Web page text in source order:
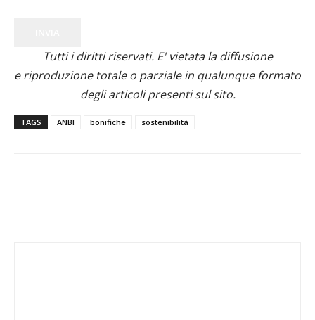
Tutti i diritti riservati. E' vietata la diffusione
e riproduzione totale o parziale in qualunque formato
degli articoli presenti sul sito.
TAGS ANBI bonifiche sostenibilità